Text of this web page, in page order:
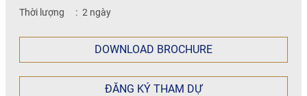
Thời lượng
: 2 ngày
DOWNLOAD BROCHURE
ĐĂNG KÝ THAM DỰ